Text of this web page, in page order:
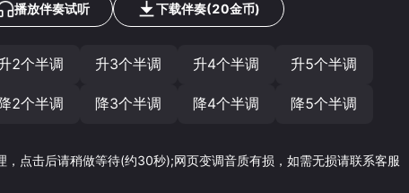
播放伴奏试听 下载伴奏(20金币)
2个半调 升3个半调 升4个半调 升5个半调
2个半调 降3个半调 降4个半调 降5个半调
，点击后请稍做等待(约30秒);网页变调音质有损，如需无损请联系客服